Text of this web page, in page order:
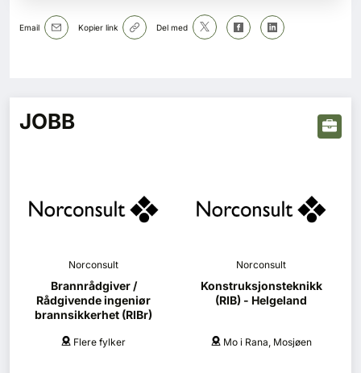
Email Kopier link Del med
JOBB
Norconsult
Brannrådgiver /
Rådgivende ingeniør
brannsikkerhet (RIBr)
Flere fylker
Norconsult
Konstruksjonsteknikk
(RIB) - Helgeland
Mo i Rana, Mosjøen